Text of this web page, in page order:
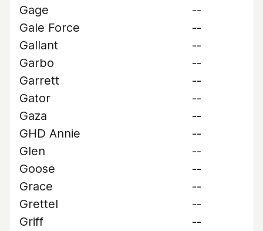
Gage
--
Gale Force
--
Gallant
--
Garbo
--
Garrett
--
Gator
--
Gaza
--
GHD Annie
--
Glen
--
Goose
--
Grace
--
Grettel
--
Griff
--